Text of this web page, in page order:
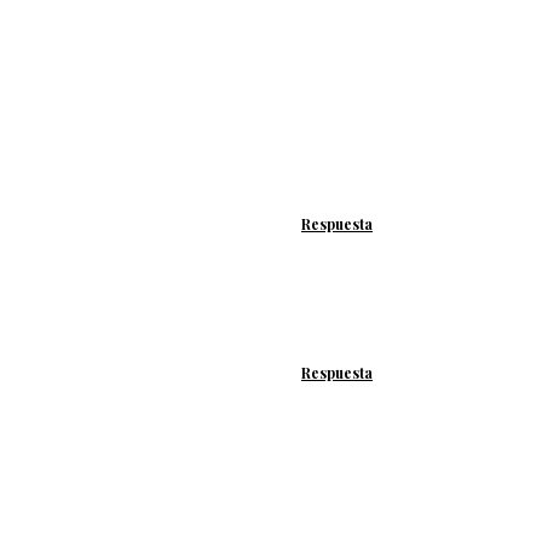
Respuesta
Respuesta